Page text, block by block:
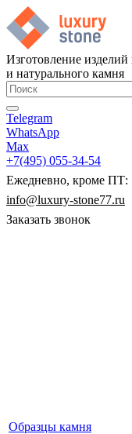
Изготовление изделий
и натурального камня
Telegram
WhatsApp
Max
+7(495) 055-34-54
Ежедневно, кроме ПТ:
info@luxury-stone77.ru
Заказать звонок
Образцы камня